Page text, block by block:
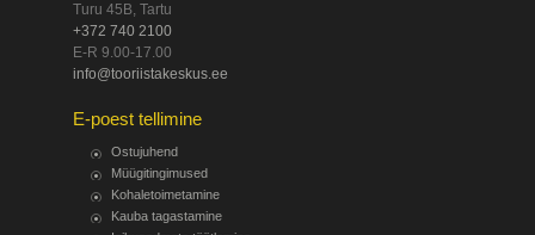
Turu 45B, Tartu
+372 740 2100
E-R 9.00-17.00
info@tooriistakeskus.ee
E-poest tellimine
Ostujuhend
Müügitingimused
Kohaletoimetamine
Kauba tagastamine